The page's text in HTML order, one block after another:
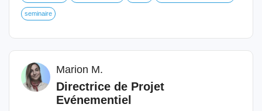
seminaire
Marion M.
Directrice de Projet
Evénementiel